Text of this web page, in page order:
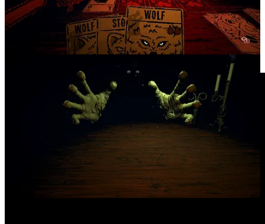
Voici également le
site du concertpour checker leurs prochaines
dates, dont celle du 02 juin 2024 à Paris.
On vous parle aussi d’un incroyablespeedrundu jeu Arkanoid
, en